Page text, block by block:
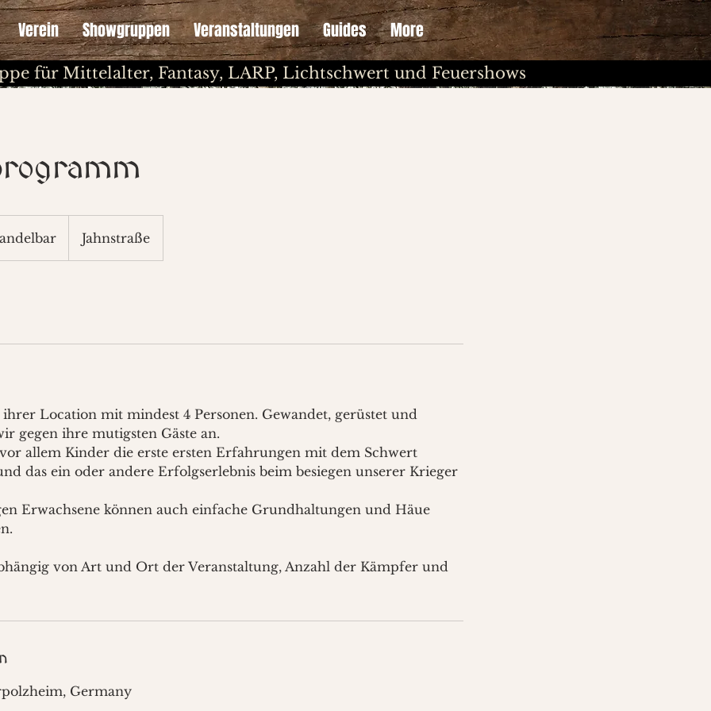
Verein Showgruppen Veranstaltungen Guides More
für Mittelalter, Fantasy, LARP, Lichtschwert und Feuershows
Jahnstraße
Location mit mindest 4 Personen. Gewandet, gerüstet und
gegen ihre mutigsten Gäste an.
allem Kinder die erste ersten Erfahrungen mit dem Schwert
das ein oder andere Erfolgserlebnis beim besiegen unserer Krieger
Erwachsene können auch einfache Grundhaltungen und Häue
von Art und Ort der Veranstaltung, Anzahl der Kämpfer und
Germany